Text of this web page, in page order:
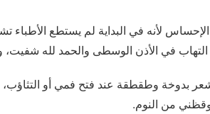
لأنه في البداية لم يستطع الأطباء
في الأذن الوسطى والحمد لله
بدوخة وطقطقة عند فتح فمي أو التثاؤب،
من النوم.